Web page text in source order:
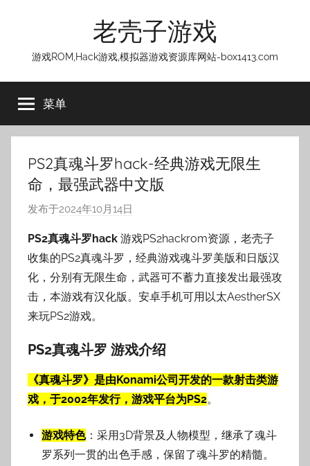
老壳子游戏
游戏ROM,Hack游戏,模拟器游戏资源库网站-box1413.com
菜单
PS2真魂斗罗hack-经典游戏无限生
命，最强武器中文版
发布于2024年10月14日
:
老
壳
子
PS2真魂斗罗hack 游戏PS2hackrom资源，老壳子
收集的PS2真魂斗罗，经典游戏魂斗罗美版和日版汉
化，分别有无限生命，武器可不蓄力直接发出最强攻
击，本游戏有汉化版。安卓手机可用以太AestherSX
来玩PS2游戏。
PS2真魂斗罗 游戏介绍
《真魂斗罗》是由Konami公司开发的一款射击类游
戏，于2002年发行，游戏平台为PS2。
游戏特色：采用3D背景及人物模型，继承了魂斗
罗系列一贯的出色手感，保留了魂斗罗的精髓。